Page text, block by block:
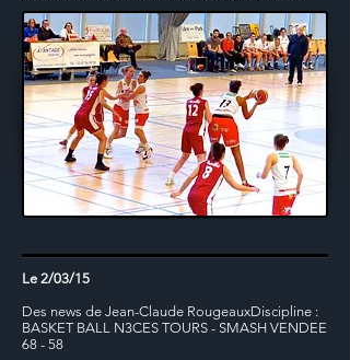
Le 2/03/15
Des news de Jean-Claude RougeauxDiscipline :
BASKET BALL N3CES TOURS - SMASH VENDEE
68 - 58